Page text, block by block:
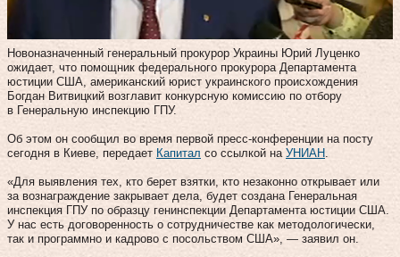
Новоназначенный генеральный прокурор Украины Юрий Луценко
ожидает, что помощник федерального прокурора Департамента
юстиции США, американский юрист украинского происхождения
Богдан Витвицкий возглавит конкурсную комиссию по отбору
в Генеральную инспекцию ГПУ.
Об этом он сообщил во время первой пресс-конференции на посту
сегодня в Киеве, передает Капитал со ссылкой на УНИАН
«Для выявления тех, кто берет взятки, кто незаконно открывает или
за вознаграждение закрывает дела, будет создана Генеральная
инспекция ГПУ по образцу генинспекции Департамента юстиции США.
У нас есть договоренность о сотрудничестве как методологически,
так и программно и кадрово с посольством США», — заявил он.